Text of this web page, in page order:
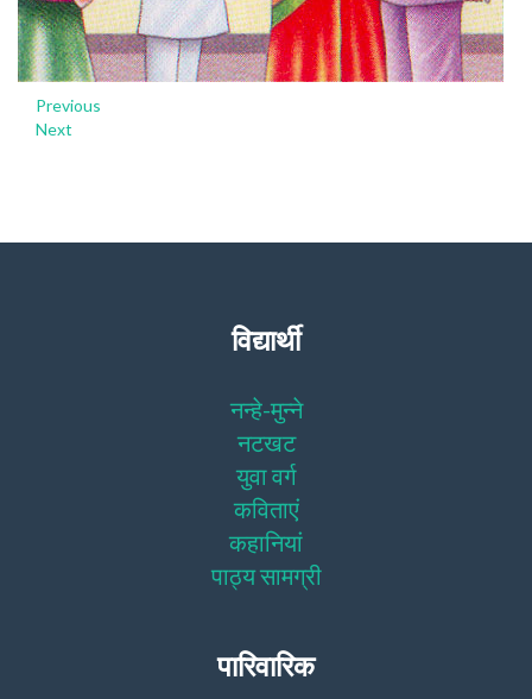
Previous
Next
विद्यार्थी
नन्हे-मुन्ने
नटखट
युवा वर्ग
कविताएं
कहानियां
पाठ्य सामग्री
पारिवारिक